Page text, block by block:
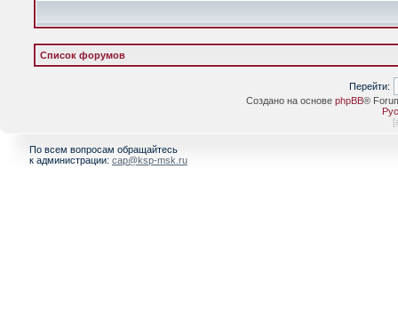
Список форумов
Перейти:
Создано на основе phpBB®
[
По всем вопросам обращайтесь
к администрации: cap@ksp-msk.ru